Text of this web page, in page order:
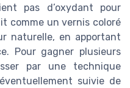
pas d’oxydant pour
comme un vernis coloré
naturelle, en apportant
Pour gagner plusieurs
par une technique
suivie de